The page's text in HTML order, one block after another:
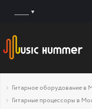
Гитарное оборудование в
Гитарные процессоры в